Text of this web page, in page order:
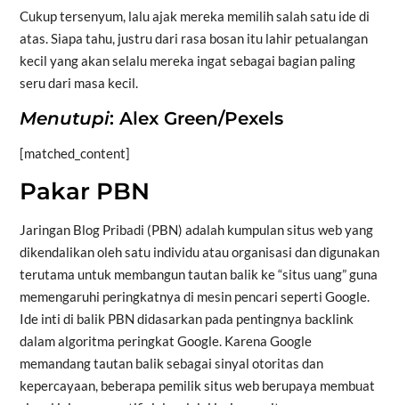
Cukup tersenyum, lalu ajak mereka memilih salah satu ide di
atas. Siapa tahu, justru dari rasa bosan itu lahir petualangan
kecil yang akan selalu mereka ingat sebagai bagian paling
seru dari masa kecil.
Menutupi: Alex Green/Pexels
[matched_content]
Pakar PBN
Jaringan Blog Pribadi (PBN) adalah kumpulan situs web yang
dikendalikan oleh satu individu atau organisasi dan digunakan
terutama untuk membangun tautan balik ke “situs uang” guna
memengaruhi peringkatnya di mesin pencari seperti Google.
Ide inti di balik PBN didasarkan pada pentingnya backlink
dalam algoritma peringkat Google. Karena Google
memandang tautan balik sebagai sinyal otoritas dan
kepercayaan, beberapa pemilik situs web berupaya membuat